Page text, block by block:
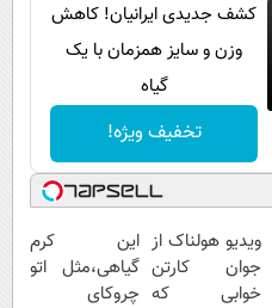
کشف جدیدی ایرانیان! کاهش
وزن و سایز همزمان با یک
گیاه
تخفیف ویژه!
ویدیو هولناک از
جوان کارتن
خوابی که
این کرم
گیاهی،مثل اتو
چروکای